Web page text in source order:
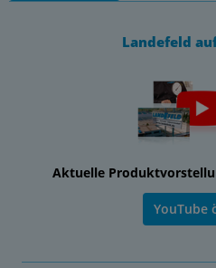
Landefeld
Aktuelle
YouTube